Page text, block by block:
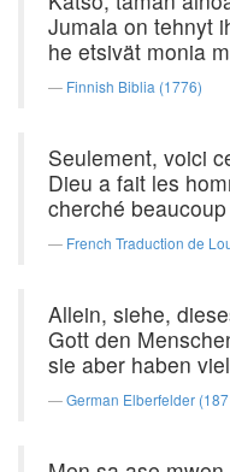
Jumala on tehnyt
he etsivät monia
Finnish Biblia (1776)
Seulement, voici
Dieu a fait les
cherché
French Traduction de
Allein, siehe,
Gott den
sie aber haben
German Elberfelder